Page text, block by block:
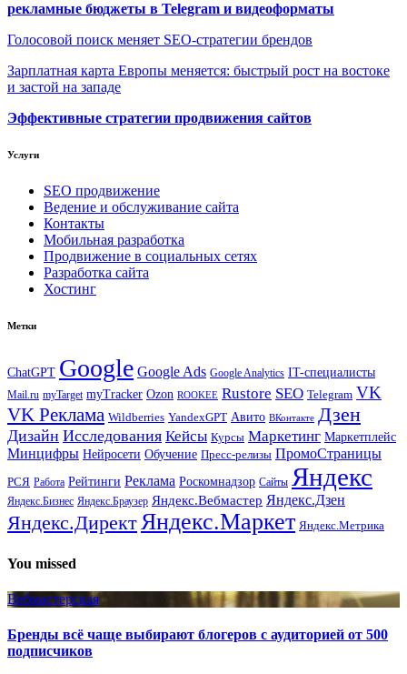
рекламные бюджеты в Telegram и видеоформаты
Голосовой поиск меняет SEO-стратегии брендов
Зарплатная карта Европы меняется: быстрый рост на востоке
и застой на западе
Эффективные стратегии продвижения сайтов
Услуги
SEO продвижение
Ведение и обслуживание сайта
Контакты
Мобильная разработка
Продвижение в социальных сетях
Разработка сайта
Хостинг
Метки
ChatGPT Google Google Ads Google Analytics IT-специалисты
Mail.ru myTarget myTracker Ozon ROOKEE Rustore SEO Telegram VK
VK Реклама Wildberries YandexGPT Авито ВКонтакте Дзен
Дизайн Исследования Кейсы Курсы Маркетинг Маркетплейс
Минцифры Нейросети Обучение Пресс-релизы ПромоСтраницы
РСЯ Работа Рейтинги Реклама Роскомнадзор Сайты Яндекс
Яндекс.Бизнес Яндекс.Браузер Яндекс.Вебмастер Яндекс.Дзен
Яндекс.ДиректЯндекс.Маркет Яндекс.Метрика
You missed
Вебмастерская
Бренды всё чаще выбирают блогеров с аудиторией от 500
подписчиков